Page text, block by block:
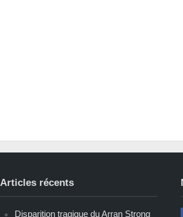
Articles récents
Disparition tragique du Arran Strong